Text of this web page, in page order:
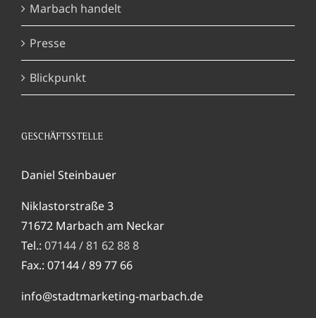
Marbach handelt
Presse
Blickpunkt
GESCHÄFTSSTELLE
Daniel Steinbauer
Niklastorstraße 3
71672 Marbach am Neckar
Tel.: 07144 / 81 62 88 8
Fax.: 07144 / 89 77 66
info@stadtmarketing-marbach.de